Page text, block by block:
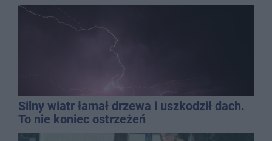
Silny wiatr łamał drzewa i uszkodził dach.
To nie koniec ostrzeżeń